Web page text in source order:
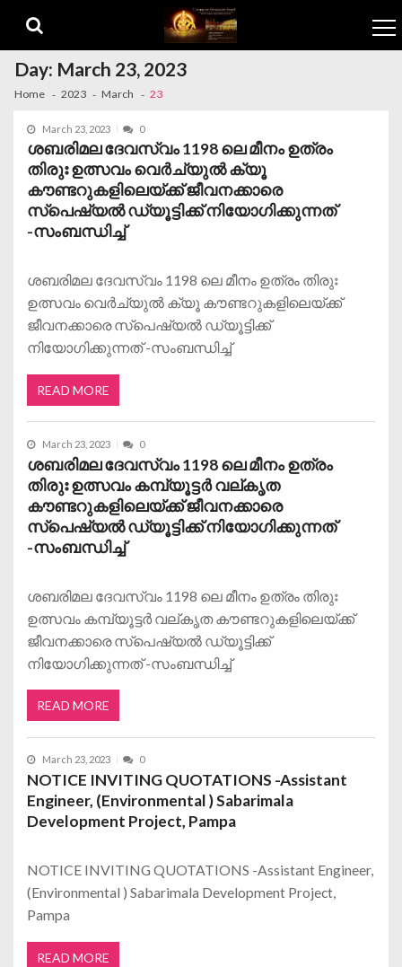
Day: March 23, 2023
Home 2023 March 23
March 23, 2023 0
ശബരിമല ദേവസ്വം 1198 ലെ മീനം ഉത്രം
തിരുഃ ഉത്സവം വെർച്യുൽ ക്യൂ
കൗണ്ടറുകളിലെയ്ക്ക് ജീവനക്കാരെ
സ്പെഷ്യൽ ഡ്യൂട്ടിക്ക് നിയോഗിക്കുന്നത്
-സംബന്ധിച്ച്
ശബരിമല ദേവസ്വം 1198 ലെ മീനം ഉത്രം തിരുഃ
ഉത്സവം വെർച്യുൽ ക്യൂ കൗണ്ടറുകളിലെയ്ക്ക്
ജീവനക്കാരെ സ്പെഷ്യൽ ഡ്യൂട്ടിക്ക്
നിയോഗിക്കുന്നത് -സംബന്ധിച്ച്
READ MORE
March 23, 2023 0
ശബരിമല ദേവസ്വം 1198 ലെ മീനം ഉത്രം
തിരുഃ ഉത്സവം കമ്പ്യൂട്ടർ വല്കൃത
കൗണ്ടറുകളിലെയ്ക്ക് ജീവനക്കാരെ
സ്പെഷ്യൽ ഡ്യൂട്ടിക്ക് നിയോഗിക്കുന്നത്
-സംബന്ധിച്ച്
ശബരിമല ദേവസ്വം 1198 ലെ മീനം ഉത്രം തിരുഃ
ഉത്സവം കമ്പ്യൂട്ടർ വല്കൃത കൗണ്ടറുകളിലെയ്ക്ക്
ജീവനക്കാരെ സ്പെഷ്യൽ ഡ്യൂട്ടിക്ക്
നിയോഗിക്കുന്നത് -സംബന്ധിച്ച്
READ MORE
March 23, 2023 0
NOTICE INVITING QUOTATIONS -Assistant
Engineer, (Environmental ) Sabarimala
Development Project, Pampa
NOTICE INVITING QUOTATIONS -Assistant Engineer,
(Environmental ) Sabarimala Development Project,
Pampa
READ MORE